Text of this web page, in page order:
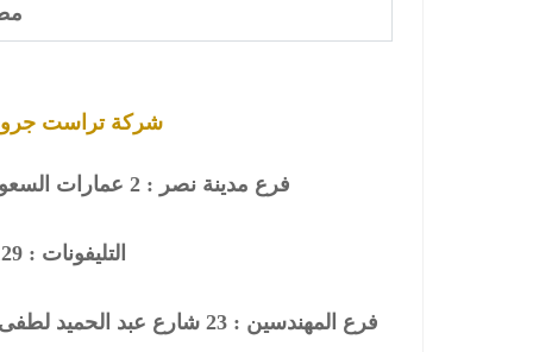
شركة تراست
فرع مدينة نصر : 2 عمارات السعودية – شارع النزهة – امام دار الدفاع الجوى
التليفونات : 26901129 - 01117172647
فرع المهندسين : 23 شارع عبد الحميد لطفى – متفرع من البطل احمد عبد العزيز – امام بنك CIB